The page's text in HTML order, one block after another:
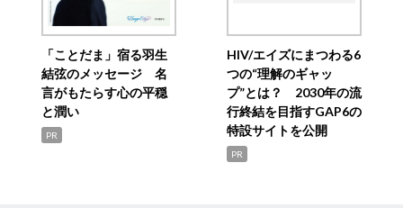
「ことだま」宿る羽生
結弦のメッセージ 名
言がもたらす心の平穏
と潤い
PR
HIV/エイズにまつわる6
つの“理解のギャッ
プ”とは？ 2030年の流
行終結を目指すGAP6の
特設サイトを公開
PR